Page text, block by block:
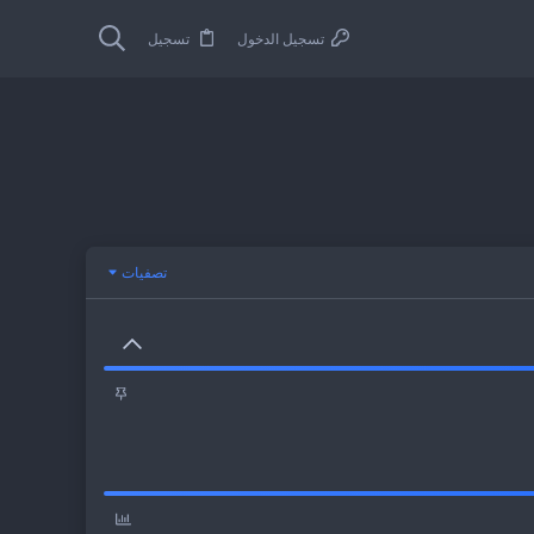
تسجيل الدخول تسجيل
تصفيات
م
ت